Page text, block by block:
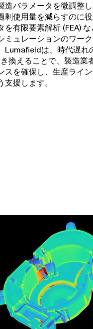
造パラメータを微調整
剰使用量を減らすのに
有限要素解析 (FEA)
ミュレーションのワー
Lumafieldは、時代遅れ
換えることで、製造業
スを確保し、生産ライ
援します。